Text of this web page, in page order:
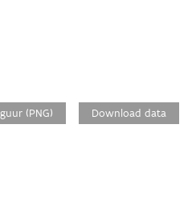
(PNG) Download data